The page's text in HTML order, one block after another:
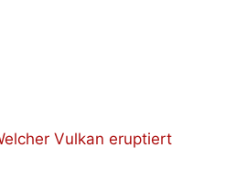
Vulkan eruptiert